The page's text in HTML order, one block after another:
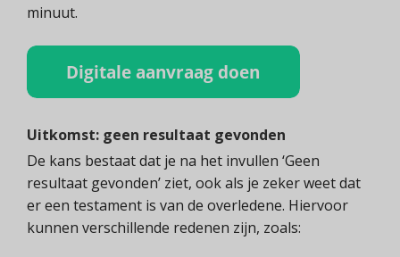
minuut.
Uitkomst: geen resultaat gevonden
De kans bestaat dat je na het invullen ‘Geen
resultaat gevonden’ ziet, ook als je zeker weet dat
er een testament is van de overledene. Hiervoor
kunnen verschillende redenen zijn, zoals: